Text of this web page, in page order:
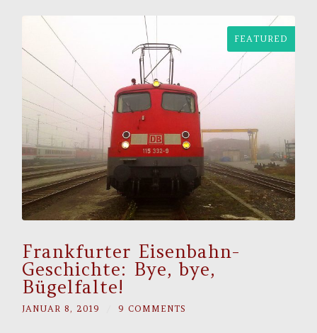
FEATURED
Frankfurter Eisenbahn-
Geschichte: Bye, bye,
Bügelfalte!
JANUAR 8, 2019 9 COMMENTS